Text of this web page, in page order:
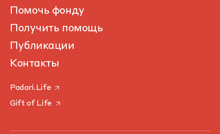
Помочь фонду
Получить помощь
Публикации
Контакты
Podari.Life
Gift of Life